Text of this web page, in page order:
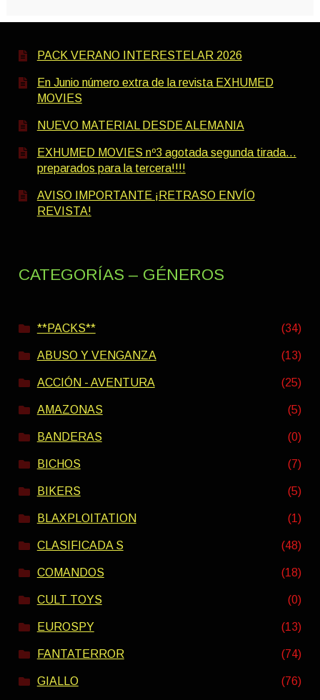
PACK VERANO INTERESTELAR 2026
En Junio número extra de la revista EXHUMED
MOVIES
NUEVO MATERIAL DESDE ALEMANIA
EXHUMED MOVIES nº3 agotada segunda tirada…
preparados para la tercera!!!!
AVISO IMPORTANTE ¡RETRASO ENVÍO
REVISTA!
CATEGORÍAS – GÉNEROS
**PACKS** (34)
ABUSO Y VENGANZA (13)
ACCIÓN - AVENTURA (25)
AMAZONAS (5)
BANDERAS (0)
BICHOS (7)
BIKERS (5)
BLAXPLOITATION (1)
CLASIFICADA S (48)
COMANDOS (18)
CULT TOYS (0)
EUROSPY (13)
FANTATERROR (74)
GIALLO (76)